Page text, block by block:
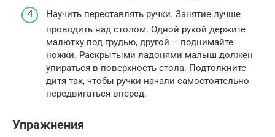
Научить переставлять ручки. Занятие лучше
проводить над столом. Одной рукой держите
малютку под грудью, другой – поднимайте
ножки. Раскрытыми ладонями малыш должен
упираться в поверхность стола. Подтолкните
дитя так, чтобы ручки начали самостоятельно
передвигаться вперед.
Упражнения